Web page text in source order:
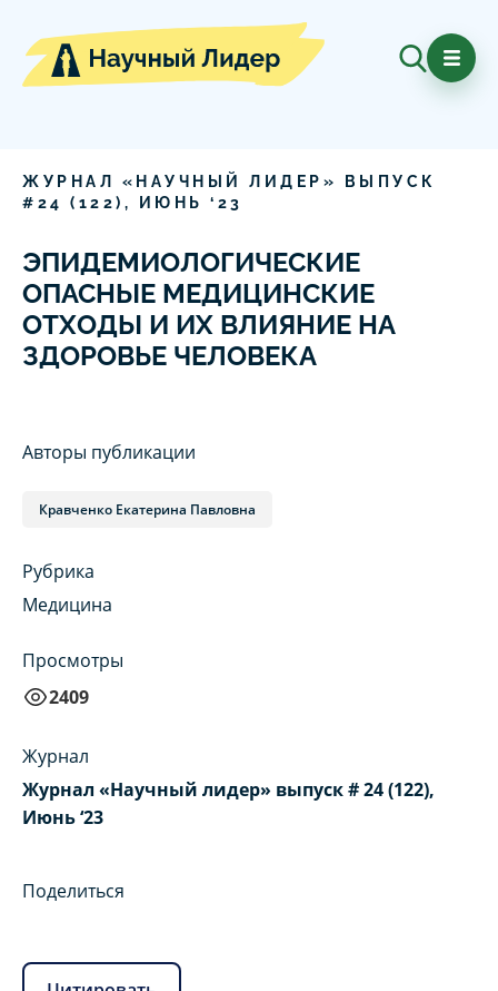
ЖУРНАЛ «НАУЧНЫЙ ЛИДЕР» ВЫПУСК
# 24 ( 122), ИЮНЬ ‘ 23
ЭПИДЕМИОЛОГИЧЕСКИЕ
ОПАСНЫЕ МЕДИЦИНСКИЕ
ОТХОДЫ И ИХ ВЛИЯНИЕ НА
ЗДОРОВЬЕ ЧЕЛОВЕКА
Авторы публикации
Кравченко Екатерина Павловна
Рубрика
Медицина
Просмотры
2409
Журнал
Журнал «Научный лидер» выпуск # 24 (122),
Июнь ‘23
Поделиться